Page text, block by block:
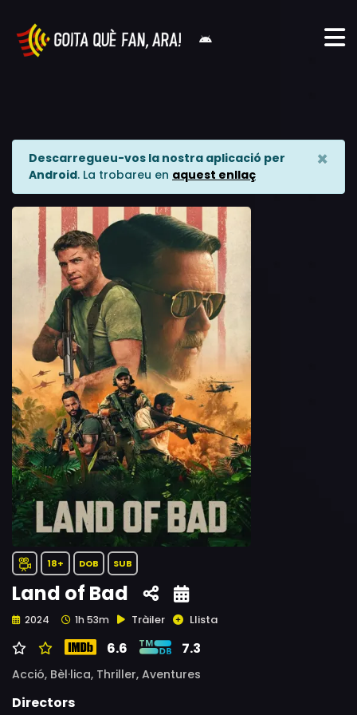
Descarregueu-vos la nostra aplicació per
Android. La trobareu en aquest enllaç
×
18+ DOB SUB
Land of Bad
2024 1h 53m Tràiler Llista
6.6 7.3
Acció, Bèl·lica, Thriller, Aventures
Directors